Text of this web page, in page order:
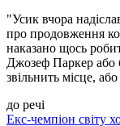
"Усик вчора
про продовження
наказано щось
Джозеф Паркер або
звільнить місце,
до речі
Екс-чемпіон світу